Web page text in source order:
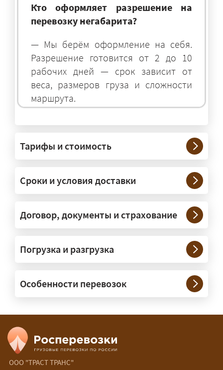
Кто оформляет разрешение на
перевозку негабарита?
— Мы берём оформление на себя.
Разрешение готовится от 2 до 10
рабочих дней — срок зависит от
веса, размеров груза и сложности
маршрута.
— На тралах и низкорамниках —
платформах, рассчитанных на
крупногабаритную технику и
конструкции. Транспорт подбираем
под конкретные размеры и вес груза.
сопровождение?
организуем. Потребность в машинах
прикрытия зависит от габаритов
груза и маршрута; это определяется
Сколько стоит перевозка
негабарита?
Тарифы и стоимость
Сроки и условия доставки
Договор, документы и страхование
Погрузка и разгрузка
Особенности перевозок
ООО "ТРАСТ ТРАНС"